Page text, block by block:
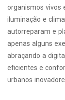
organismos vivos
iluminação e
autorreparam e
apenas alguns
abraçando a
eficientes e
urbanos